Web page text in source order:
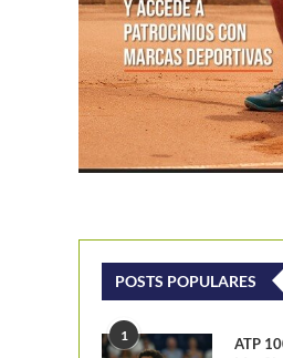
POSTS POPULARES
1
ATP